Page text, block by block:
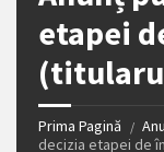
etapei
Prima Pagină
decizia etapei de